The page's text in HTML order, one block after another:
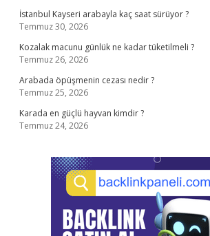
İstanbul Kayseri arabayla kaç saat sürüyor ?
Temmuz 30, 2026
Kozalak macunu günlük ne kadar tüketilmeli ?
Temmuz 26, 2026
Arabada öpüşmenin cezası nedir ?
Temmuz 25, 2026
Karada en güçlü hayvan kimdir ?
Temmuz 24, 2026